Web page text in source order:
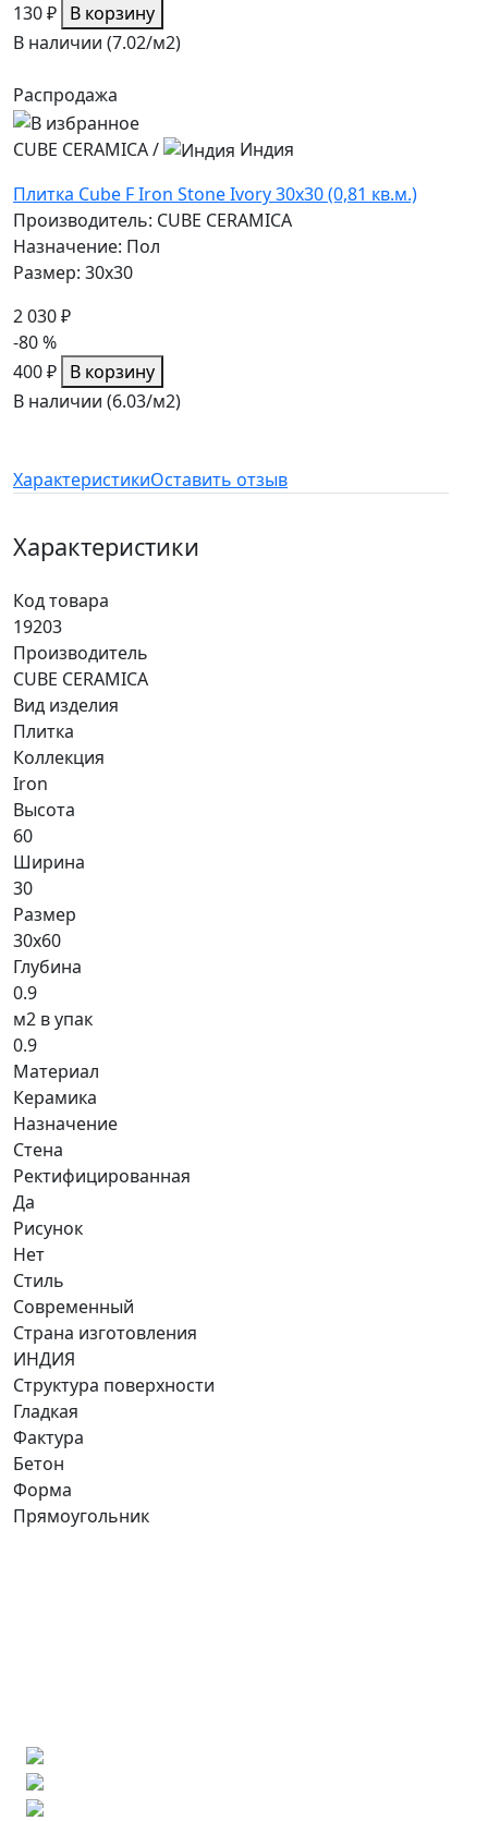
130 ₽ В корзину
В наличии (7.02/м2)
Распродажа
CUBE CERAMICA/
Индия
Плитка Cube F Iron Stone Ivory 30x30 (0,81 кв.м.)
Производитель: CUBE CERAMICA
Назначение: Пол
Размер: 30x30
2 030 ₽
-80 %
400 ₽ В корзину
В наличии (6.03/м2)
ХарактеристикиОставить отзыв
Характеристики
Код товара
19203
Производитель
CUBE CERAMICA
Вид изделия
Плитка
Коллекция
Iron
Высота
60
Ширина
30
Размер
30x60
Глубина
0.9
м2 в упак
0.9
Материал
Керамика
Назначение
Стена
Ректифицированная
Да
Рисунок
Нет
Стиль
Современный
Страна изготовления
ИНДИЯ
Структура поверхности
Гладкая
Фактура
Бетон
Форма
Прямоугольник